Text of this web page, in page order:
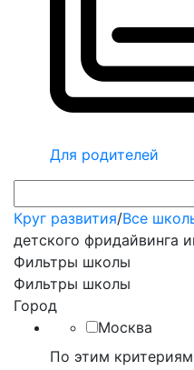
Для родителей
Круг развития/Все
детского фридайвинга
Фильтры школы
Фильтры школы
Город
Москва
По этим